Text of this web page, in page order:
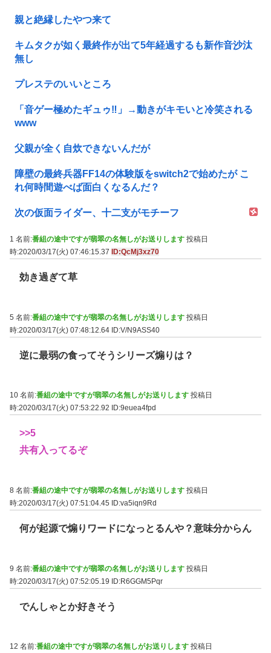
親と絶縁したやつ来て
キムタクが如く最終作が出て5年経過するも新作音沙汰
無し
プレステのいいところ
「音ゲー極めたギュゥ‼️」→動きがキモいと冷笑される
www
父親が全く自炊できないんだが
障壁の最終兵器FF14の体験版をswitch2で始めたが こ
れ何時間遊べば面白くなるんだ？
次の仮面ライダー、十二支がモチーフ
1 名前:番組の途中ですが翡翠の名無しがお送りします 投稿日
時:2020/03/17(火) 07:46:15.37
ID:QcMj3xz70
効き過ぎて草
5 名前:番組の途中ですが翡翠の名無しがお送りします 投稿日
時:2020/03/17(火) 07:48:12.64 ID:V/N9ASS40
逆に最弱の食ってそうシリーズ煽りは？
10 名前:番組の途中ですが翡翠の名無しがお送りします 投稿日
時:2020/03/17(火) 07:53:22.92
ID:9euea4fpd
>>5
共有入ってるぞ
8 名前:番組の途中ですが翡翠の名無しがお送りします 投稿日
時:2020/03/17(火) 07:51:04.45
ID:va5iqn9Rd
何が起源で煽りワードになっとるんや？意味分からん
9 名前:番組の途中ですが翡翠の名無しがお送りします 投稿日
時:2020/03/17(火) 07:52:05.19 ID:R6GGM5Pqr
でんしゃとか好きそう
12 名前:番組の途中ですが翡翠の名無しがお送りします 投稿日